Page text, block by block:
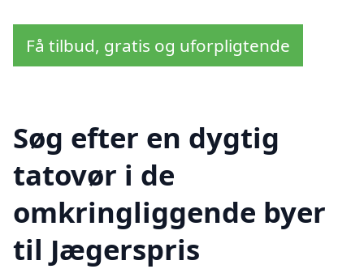
Få tilbud, gratis og uforpligtende
Søg efter en dygtig
tatovør i de
omkringliggende byer
til Jægerspris